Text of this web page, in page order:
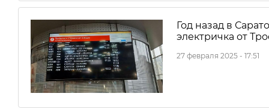
Год назад в
электричка от
27 февраля 2025 - 17:51